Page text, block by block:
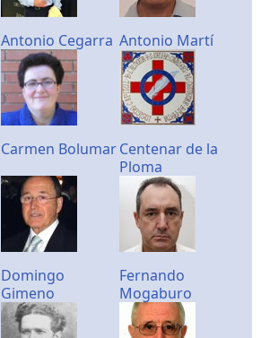
Antonio Cegarra Antonio Martí
Carmen BolumarCentenar de la
Ploma
Domingo
Gimeno
Fernando
Mogaburo